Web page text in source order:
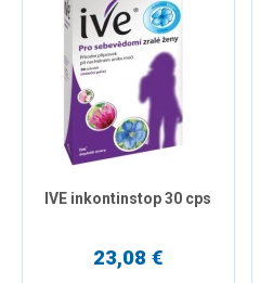
IVE inkontinstop 30 cps
23,08 €